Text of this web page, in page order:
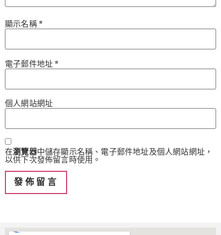
顯示名稱 *
電子郵件地址*
個人網站網址
在瀏覽器中儲存顯示名稱、電子郵件地址及個人網站網址，
以供下次發佈留言時使用。